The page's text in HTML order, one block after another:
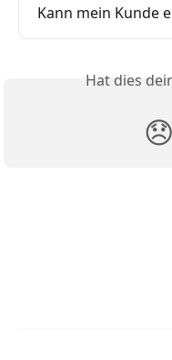
Kann mein Kunde
Hat dies
😞